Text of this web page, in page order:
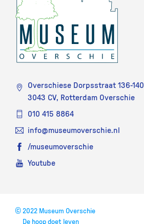
Overschiese Dorpsstraat 136-140
3043 CV, Rotterdam Overschie
010 415 8864
info@museumoverschie.nl
/museumoverschie
Youtube
© 2022 Museum Overschie
De hoop doet leven